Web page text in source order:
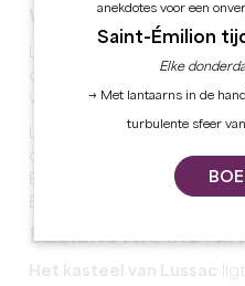
WIJNGAARDEN
onderscheidt door zijn
van zijn wijnen, die
categorie stille wijnen. De
Emilion maakt deel uit van
Het kasteel van Lussac
anekdotes voor een
Saint-Émilion
Elke
→ Met lantaarns in de
turbulente sfeer